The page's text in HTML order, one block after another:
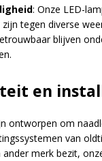
: Onze LED-
tegen diverse
blijven
en
ontworpen om
van
merk bezit,